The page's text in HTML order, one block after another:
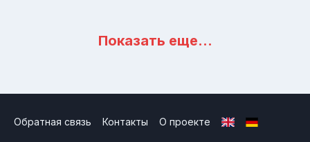
Показать еще…
Обратная связь Контакты О проекте